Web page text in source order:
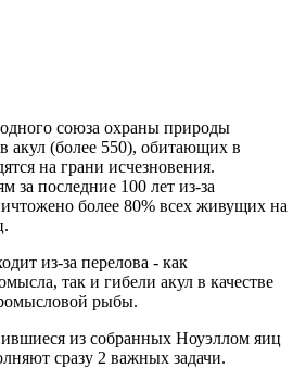
союза охраны природы
(более 550), обитающих в
на грани исчезновения.
за последние 100 лет из-за
более 80% всех живущих на
из-за перелова - как
так и гибели акул в качестве
рыбы.
из собранных Ноуэллом яиц
сразу 2 важных задачи.